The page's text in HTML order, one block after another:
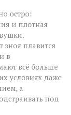
остро:
и плотная
зноя плавится
в
всё больше
условиях даже
а
под